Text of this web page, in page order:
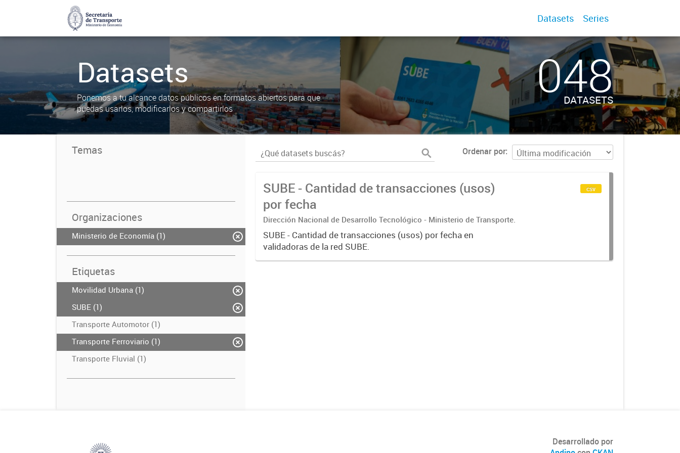
Datasets Series
Datasets
Ponemos a tu alcance datos públicos en formatos abiertos para que
puedas usarlos, modificarlos y compartirlos
048
DATASETS
Temas
Organizaciones
Ministerio de Economía (1)
Etiquetas
Movilidad Urbana (1)
SUBE (1)
Transporte Automotor (1)
Transporte Ferroviario (1)
Transporte Fluvial (1)
Ordenar por
SUBE - Cantidad de transacciones (usos)
por fecha
Dirección Nacional de Desarrollo Tecnológico - Ministerio de Transporte.
SUBE - Cantidad de transacciones (usos) por fecha en
validadoras de la red SUBE.
csv
Desarrollado por